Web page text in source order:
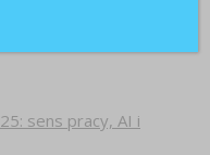
sens pracy, AI i